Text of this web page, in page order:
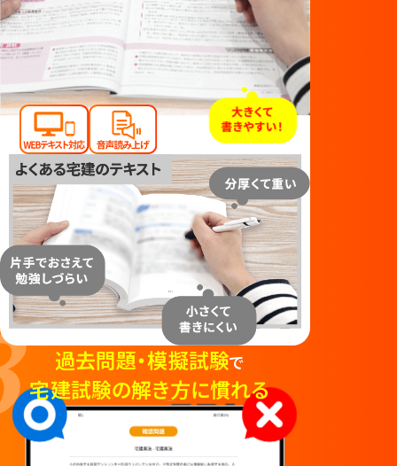
過去問題・模擬試験で
宅建試験の解き方に慣れる